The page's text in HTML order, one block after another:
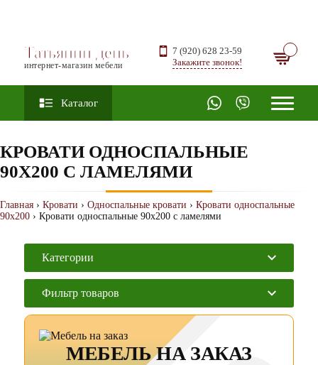
Татьянин день
интернет-магазин мебели
7 (920) 628 23-59
Закажите звонок!
Каталог
КРОВАТИ ОДНОСПАЛЬНЫЕ
90Х200 С ЛАМЕЛЯМИ
Главная › Кровати › Односпальные кровати › Кровати односпальные
90х200 › Кровати односпальные 90х200 с ламелями
Категории
Фильтр товаров
МЕБЕЛЬ НА ЗАКАЗ